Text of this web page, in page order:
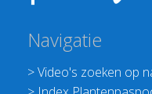
Navigatie
>Video's zoeken op